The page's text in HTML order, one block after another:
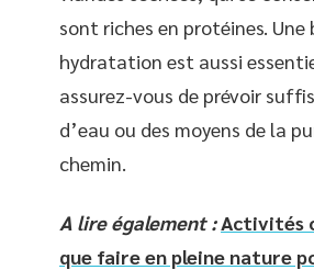
sont riches en protéines. Une
hydratation est aussi
assurez-vous de prévoir
d’eau ou des moyens de la
chemin.
A lire également : Activités
que faire en pleine nature